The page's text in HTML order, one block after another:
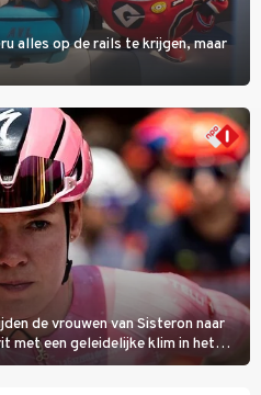
alles op de rails te krijgen, maar
de vrouwen van Sisteron naar
met een geleidelijke klim in het
hindernis, dat is de